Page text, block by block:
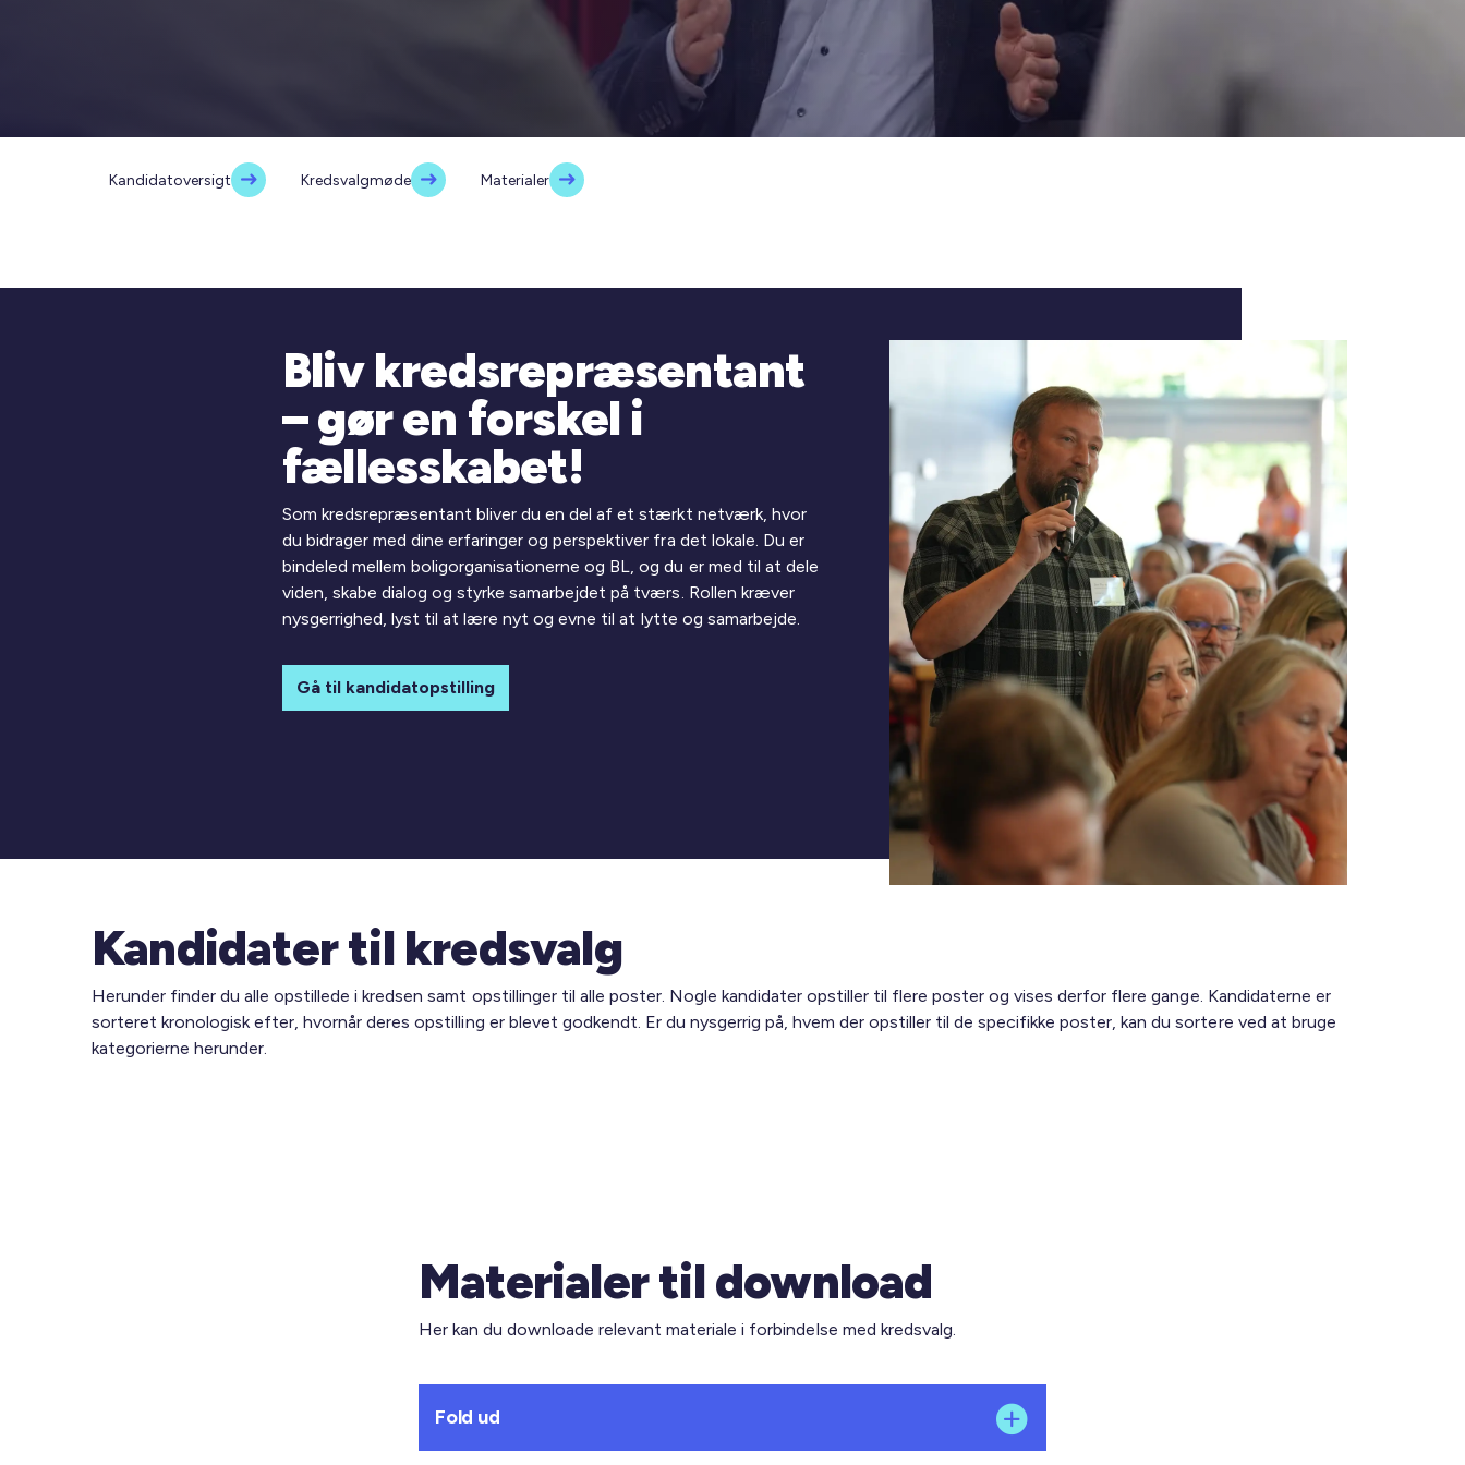
Kandidatoversigt Kredsvalgmøde Materialer
Bliv kredsrepræsentant
– gør en forskel i
fællesskabet!
Som kredsrepræsentant bliver du en del af et stærkt netværk, hvor
du bidrager med dine erfaringer og perspektiver fra det lokale. Du er
bindeled mellem boligorganisationerne og BL, og du er med til at dele
viden, skabe dialog og styrke samarbejdet på tværs. Rollen kræver
nysgerrighed, lyst til at lære nyt og evne til at lytte og samarbejde.
Gå til kandidatopstilling
Kandidater til kredsvalg
Herunder finder du alle opstillede i kredsen samt opstillinger til alle poster. Nogle kandidater opstiller til flere poster og vises derfor flere gange. Kandidaterne er
sorteret kronologisk efter, hvornår deres opstilling er blevet godkendt. Er du nysgerrig på, hvem der opstiller til de specifikke poster, kan du sortere ved at bruge
kategorierne herunder.
Materialer til download
Her kan du downloade relevant materiale i forbindelse med kredsvalg.
Fold ud